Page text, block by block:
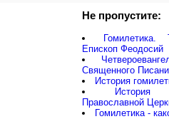
Не пропустите:
Гомилетика.
Епископ Феодосий
Священного
История
История
Православной
Гомилетика -